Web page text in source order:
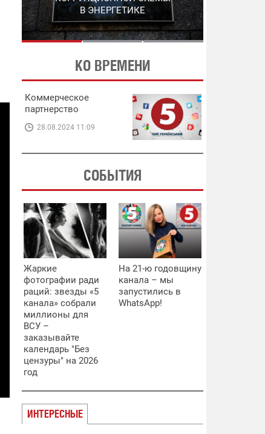
В ЭНЕРГЕТИКЕ
ЭНЕРГЕТИКЕ
КО ВРЕМЕНИ
Коммерческое
партнерство
28.08.2024 11:09
СОБЫТИЯ
Жаркие
фотографии ради
раций: звезды «5
канала» собрали
миллионы для
ВСУ –
заказывайте
календарь "Без
цензуры" на 2026
год
На 21-ю годовщину
канала – мы
запустились в
WhatsApp!
ИНТЕРЕСНЫЕ